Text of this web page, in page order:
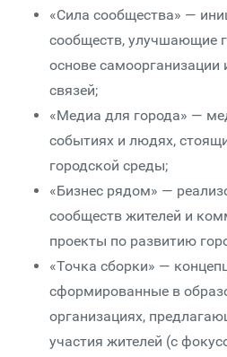
«Сила сообщества» —
сообществ, улучшающие
основе самоорганизации
связей;
«Медиа для города» —
событиях и людях,
городской среды;
«Бизнес рядом» —
сообществ жителей и
проекты по развитию
«Точка сборки» —
сформированные в
организациях,
участия жителей (с